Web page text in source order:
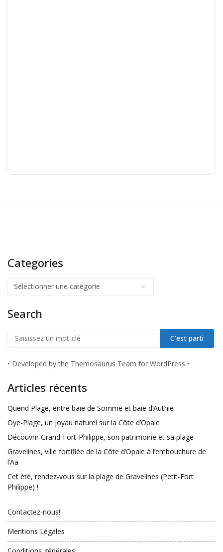
Categories
Search
• Developed by the Themosaurus Team for WordPress •
Articles récents
Quend Plage, entre baie de Somme et baie d’Authie
Oye-Plage, un joyau naturel sur la Côte d’Opale
Découvrir Grand-Fort-Philippe, son patrimoine et sa plage
Gravelines, ville fortifiée de la Côte d’Opale à l’embouchure de
l’Aa
Cet été, rendez-vous sur la plage de Gravelines (Petit-Fort
Philippe) !
Contactez-nous!
Mentions Légales